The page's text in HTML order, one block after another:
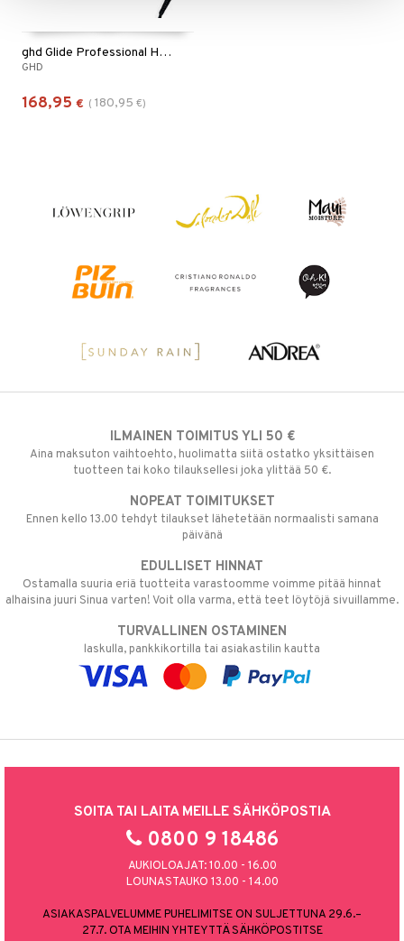
ghd Glide Professional Hot Brush
GHD
168,95 € ( 180,95 €)
ILMAINEN TOIMITUS YLI 50 €
Aina maksuton vaihtoehto, huolimatta siitä ostatko yksittäisen
tuotteen tai koko tilauksellesi joka ylittää 50 €.
NOPEAT TOIMITUKSET
Ennen kello 13.00 tehdyt tilaukset lähetetään normaalisti samana
päivänä
EDULLISET HINNAT
Ostamalla suuria eriä tuotteita varastoomme voimme pitää hinnat
alhaisina juuri Sinua varten! Voit olla varma, että teet löytöjä sivuillamme.
TURVALLINEN OSTAMINEN
laskulla, pankkikortilla tai asiakastilin kautta
SOITA TAI LAITA MEILLE SÄHKÖPOSTIA
0800 9 18486
AUKIOLOAJAT: 10.00 - 16.00
LOUNASTAUKO 13.00 - 14.00
ASIAKASPALVELUMME PUHELIMITSE ON SULJETTUNA 29.6.–
27.7. OTA MEIHIN YHTEYTTÄ SÄHKÖPOSTITSE